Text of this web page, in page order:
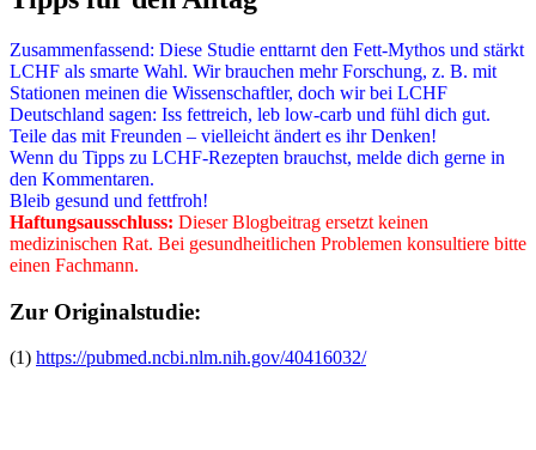
Zusammenfassend: Diese Studie enttarnt den Fett-Mythos und stärkt
LCHF als smarte Wahl. Wir brauchen mehr Forschung, z. B. mit
Stationen meinen die Wissenschaftler, doch wir bei LCHF
Deutschland sagen: Iss fettreich, leb low-carb und fühl dich gut.
Teile das mit Freunden – vielleicht ändert es ihr Denken!
Wenn du Tipps zu LCHF-Rezepten brauchst, melde dich gerne in
den Kommentaren.
Bleib gesund und fettfroh!
Haftungsausschluss: Dieser Blogbeitrag ersetzt keinen
medizinischen Rat. Bei gesundheitlichen Problemen konsultiere bitte
einen Fachmann.
Zur Originalstudie:
(1) https://pubmed.ncbi.nlm.nih.gov/40416032/